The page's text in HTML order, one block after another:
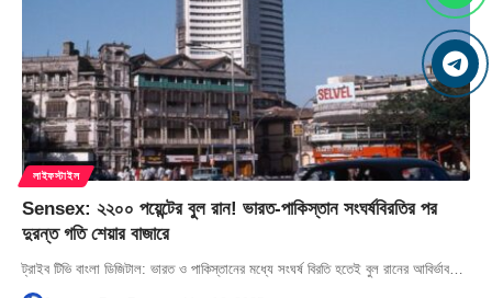
লাইফস্টাইল
Sensex: ২২০০ পয়েন্টের বুল রান! ভারত-পাকিস্তান সংঘর্ষবিরতির পর
দুরন্ত গতি শেয়ার বাজারে
ট্রাইব টিভি বাংলা ডিজিটাল: ভারত ও পাকিস্তানের মধ্যে সংঘর্ষ বিরতি হতেই বুল রানের আবির্ভাব…